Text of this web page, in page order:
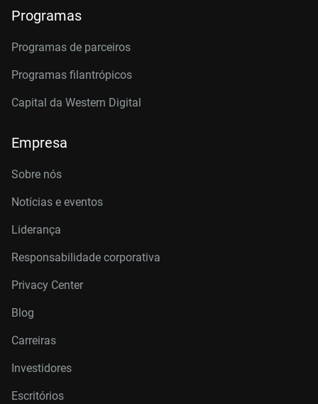
Programas
Programas de parceiros
Programas filantrópicos
Capital da Western Digital
Empresa
Sobre nós
Notícias e eventos
Liderança
Responsabilidade corporativa
Privacy Center
Blog
Carreiras
Investidores
Escritórios